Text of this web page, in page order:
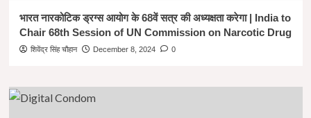
भारत नारकोटिक ड्रग्स आयोग के 68वें सत्र की अध्यक्षता करेगा | India to
Chair 68th Session of UN Commission on Narcotic Drug
शिवेंद्र सिंह चौहान December 8, 2024 0